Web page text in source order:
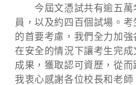
今屆文憑試共有逾五萬
員，以及約四百個試場。
的首要考慮，我們全力加
在安全的情況下讓考生完
成果，獲取認可資歷，從
我衷心感謝各位校長和老